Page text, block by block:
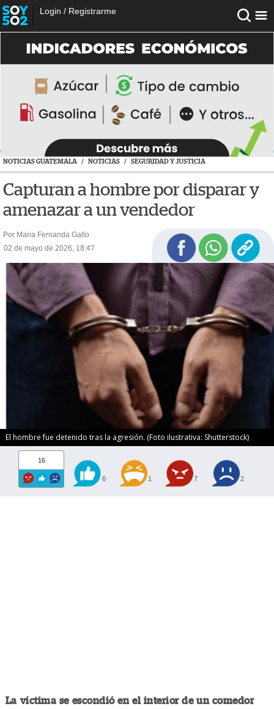
Login / Registrarme
NOTICIAS GUATEMALA / NOTICIAS / SEGURIDAD Y JUSTICIA
Capturan a hombre por disparar y
amenazar a un vendedor
Por Maria Fernanda Gallo
02 de mayo de 2026, 18:47
El hombre fue detenido tras la agresión. (Foto ilustrativa: Shutterstock)
16
6 1 7 2
La víctima se escondió en el interior de un comedor